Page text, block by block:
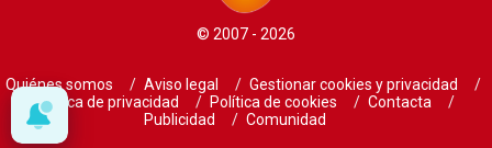
© 2007 - 2026
Quiénes somos Aviso legal
Gestionar cookies y privacidad
Política de privacidad
Política de cookies
Contacta
Publicidad
Comunidad